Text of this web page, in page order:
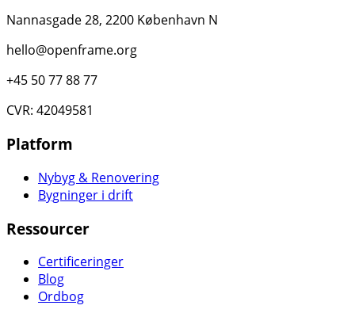
Nannasgade 28, 2200 København N
hello@openframe.org
+45 50 77 88 77
CVR: 42049581
Platform
Nybyg & Renovering
Bygninger i drift
Ressourcer
Certificeringer
Blog
Ordbog